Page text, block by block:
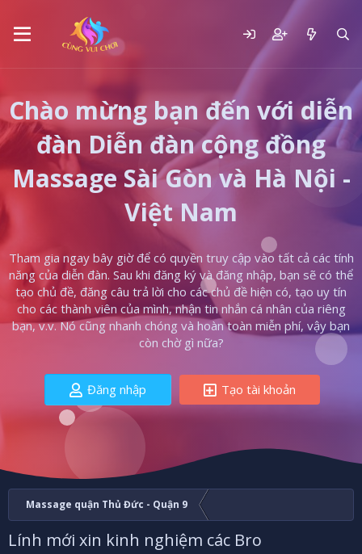
Chào mừng bạn đến với diễn
đàn Diễn đàn cộng đồng
Massage Sài Gòn và Hà Nội -
Việt Nam
Tham gia ngay bây giờ để có quyền truy cập vào tất cả các tính
năng của diễn đàn. Sau khi đăng ký và đăng nhập, bạn sẽ có thể
tạo chủ đề, đăng câu trả lời cho các chủ đề hiện có, tạo uy tín
cho các thành viên của mình, nhận tin nhắn cá nhân của riêng
bạn, v.v. Nó cũng nhanh chóng và hoàn toàn miễn phí, vậy bạn
còn chờ gì nữa?
Đăng nhập Tạo tài khoản
Massage quận Thủ Đức - Quận 9
Lính mới xin kinh nghiệm các Bro